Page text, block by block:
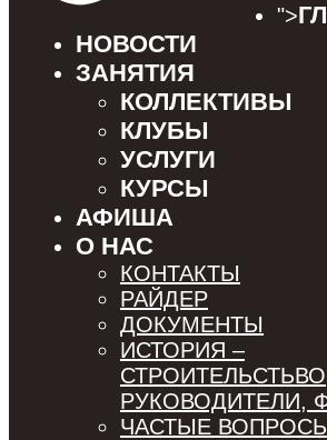
">
НОВОСТИ
ЗАНЯТИЯ
КОЛЛЕКТИВЫ
КЛУБЫ
УСЛУГИ
КУРСЫ
АФИША
О НАС
КОНТАКТЫ
РАЙДЕР
ДОКУМЕНТЫ
ИСТОРИЯ –
РУКОВОДИТЕЛИ,
ЧАСТЫЕ